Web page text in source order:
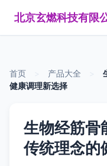
北京玄燃科技有限
首页 产品大全
健康调理新选择
生物经筋骨
传统理念的